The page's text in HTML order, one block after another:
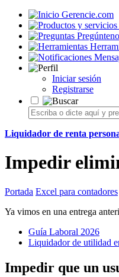
Gerencie.com
Iniciar sesión
Registrarse
Liquidador de renta
Impedir
Portada Excel para contadores
Ya vimos en una entrega
Guía Laboral 2026
Liquidador de utilidad
Impedir que un